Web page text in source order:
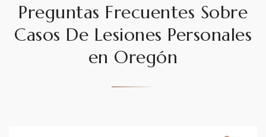
Preguntas Frecuentes Sobre
Casos De Lesiones Personales
en Oregón